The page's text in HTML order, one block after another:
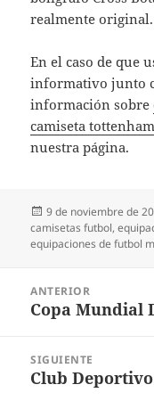
realmente original.
En el caso de que
informativo junto
información sobre
camiseta
nuestra página.
Publicado
el
9 de noviembre de
camisetas futbol,
equipaciones de futbol
entradas
ANTERIOR
Entrada
Copa Mundial
SIGUIENTE
Entrada
Club Deportivo